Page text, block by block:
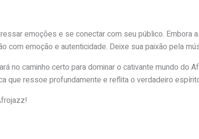
emoções e se conectar com seu público. Embora
com emoção e autenticidade. Deixe sua paixão pela
no caminho certo para dominar o cativante mundo do
que ressoe profundamente e reflita o verdadeiro